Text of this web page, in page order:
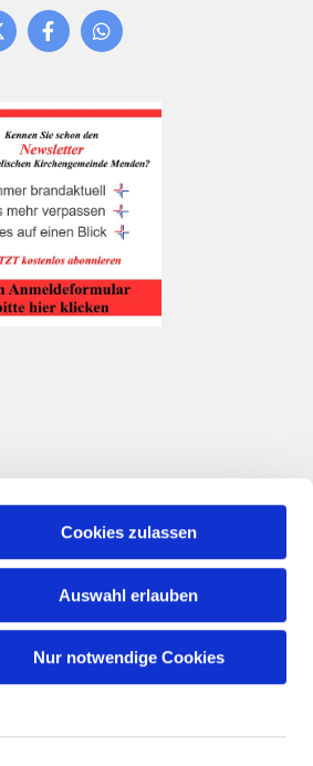
Cookies zulassen
Auswahl erlauben
Nur notwendige Cookies